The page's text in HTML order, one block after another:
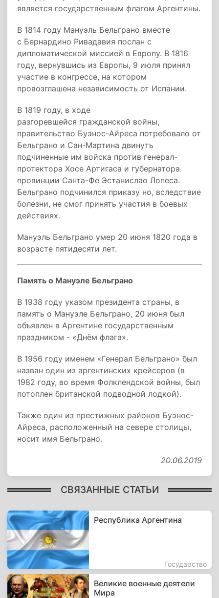
является государственным флагом Аргентины.
В 1814 году Мануэль Бельграно вместе
с Бернардино Ривадавия послан с
дипломатической миссией в Европу. В 1816
году, вернувшись из Европы, 9 июля принял
участие в конгрессе, на котором
провозглашена независимость от Испании.
В 1819 году, в ходе
разгоревшейся гражданской войны,
правительство Буэнос-Айреса потребовало от
Бельграно и Сан-Мартина двинуть
подчиненные им войска против генерал-
протектора Хосе Артигаса и губернатора
провинции Санта-Фе Эстанислао Лопеса.
Бельграно подчинился приказу но, вследствие
болезни, не смог принять участия в боевых
действиях.
Мануэль Бельграно умер 20 июня 1820 года в
возрасте пятидесяти лет.
Память о Мануэле Бельграно
В 1938 году указом президента страны, в
память о Мануэле Бельграно, 20 июня был
объявлен в Аргентине государственным
праздником - «Днём флага».
В 1956 году именем «Генерал Бельграно» был
назван один из аргентинских крейсеров (в
1982 году, во время Фолклендской войны, был
потоплен британской подводной лодкой).
Также один из престижных районов Буэнос-
Айреса, расположенный на севере столицы,
носит имя Бельграно.
20.06.2019
СВЯЗАННЫЕ СТАТЬИ
Республика Аргентина
Государство
Великие военные деятели
Мира